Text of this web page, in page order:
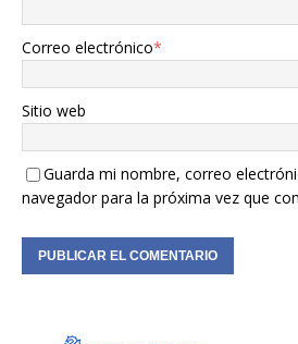
Correo electrónico*
Sitio web
Guarda mi nombre, correo
navegador para la próxima vez que